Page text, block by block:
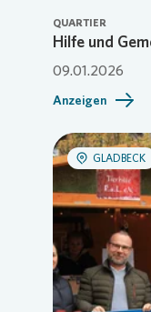
QUARTIER
Hilfe und
09.01.2026
Anzeigen
GLADBECK